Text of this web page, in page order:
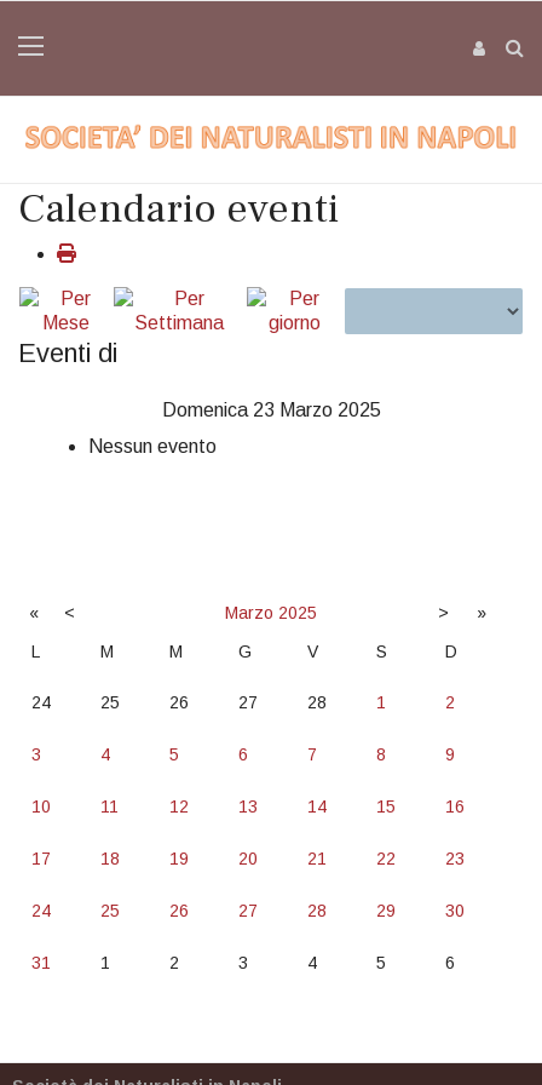
Calendario eventi
Eventi di
Domenica 23 Marzo 2025
Nessun evento
« < Marzo 2025 >
»
L
M M G V S D
24 25 26 27 28 1 2
3 4 5 6 7 8 9
10 11 12 13 14 15 16
17 18 19 20 21 22 23
24 25 26 27 28 29 30
31 1 2 3 4 5 6